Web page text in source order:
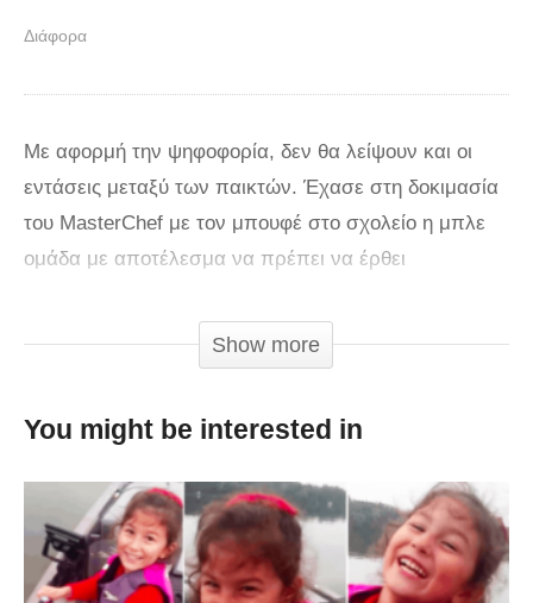
άτυχη μέρα στη δουλειά
Διάφορα
Με αφορμή την ψηφοφορία, δεν θα λείψουν και οι
εντάσεις μεταξύ των παικτών. Έχασε στη δοκιμασία
του MasterChef με τον μπουφέ στο σχολείο η μπλε
ομάδα με αποτέλεσμα να πρέπει να έρθει
επεισόδιο οι παίκτες καλούνται να ψηφίσουν τους πιο
αδύναμους κρίκους προς αποχώρηση. Με αφορμή
μεταξύ των παικτών. Στο τρέιλερ του αποψινού
σε ρήξη με τον αρχηγό της ομάδας σε αυτήν την
δοκιμασία, τον Χρήστο Γλωσσίδη. Σε ποιους θα
ρίξουν τις ευθύνες για την ήττα της ομάδας τους και
Show more
You might be interested in